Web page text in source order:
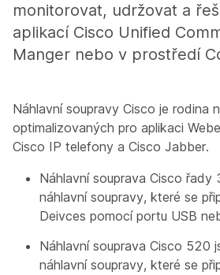
monitorovat, udržovat a
aplikací Cisco Unified
Manger nebo v prostředí
Náhlavní soupravy Cisco je rodina
optimalizovaných pro aplikaci
Cisco IP telefony a Cisco Jabber.
Náhlavní souprava Cisco řady
náhlavní soupravy, které se
Deivces pomocí portu USB
Náhlavní souprava Cisco 520
náhlavní soupravy, které se